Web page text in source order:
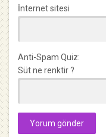
İnternet sitesi
Anti-Spam Quiz:
Süt ne renktir ?